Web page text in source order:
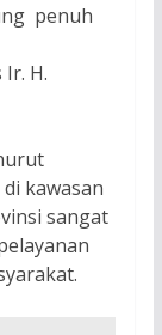
penuh
H.
kawasan
sangat